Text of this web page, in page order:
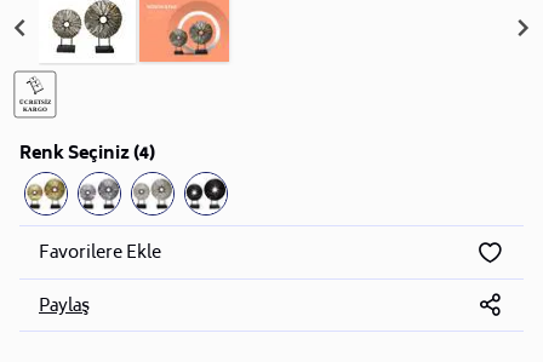
Renk Seçiniz (4)
Favorilere Ekle
Paylaş